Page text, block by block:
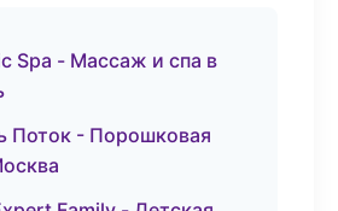
Spa - Массаж и спа в
Поток - Порошковая